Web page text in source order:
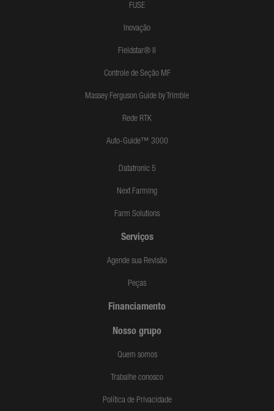
FUSE
Inovação
Fieldstar® II
Controle de Seção MF
Massey Ferguson Guide by Trimble
Rede RTK
Auto-Guide™ 3000
Datatronic 5
Next Farming
Farm Solutions
Serviços
Agende sua Revisão
Peças
Financiamento
Nosso grupo
Quem somos
Trabalhe conosco
Política de Privacidade